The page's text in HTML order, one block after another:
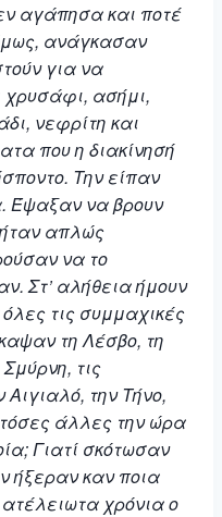
αγάπησα και ποτέ
ανάγκασαν
για να
χρυσάφι, ασήμι,
νεφρίτη και
που η διακίνησή
Την είπαν
Έψαξαν να βρουν
ήταν απλώς
να το
Στ’ αλήθεια ήμουν
τις συμμαχικές
τη Λέσβο, τη
τις
την Τήνο,
τόσες άλλες την ώρα
Γιατί σκότωσαν
ήξεραν καν ποια
χρόνια ο